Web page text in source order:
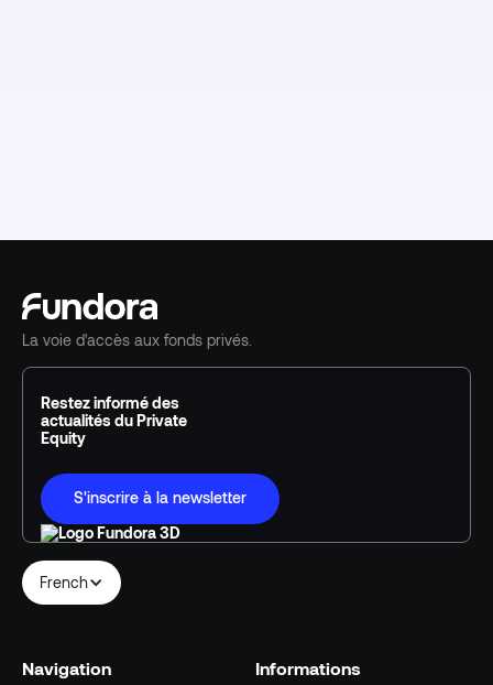
La voie d'accès aux fonds privés.
Restez informé des
actualités du Private
Equity
S'inscrire à la newsletter
French
Navigation Informations